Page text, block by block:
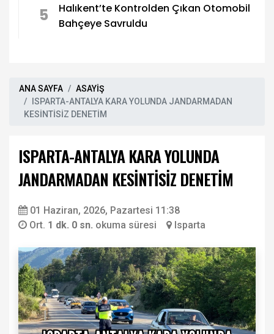
5
Halıkent’te Kontrolden Çıkan Otomobil
Bahçeye Savruldu
ANA SAYFA
ASAYİŞ
ISPARTA-ANTALYA KARA YOLUNDA JANDARMADAN
KESİNTİSİZ DENETİM
ISPARTA-ANTALYA KARA YOLUNDA
JANDARMADAN KESİNTİSİZ DENETİM
01 Haziran, 2026, Pazartesi 11:38
Ort. 1 dk. 0 sn. okuma süresi Isparta